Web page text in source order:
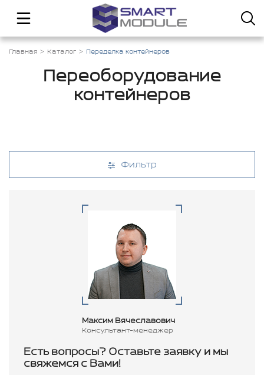
Главная Каталог Переделка контейнеров
Переоборудование
контейнеров
Фильтр
Максим Вячеславович
Консультант-менеджер
Есть вопросы? Оставьте заявку и мы
свяжемся с Вами!